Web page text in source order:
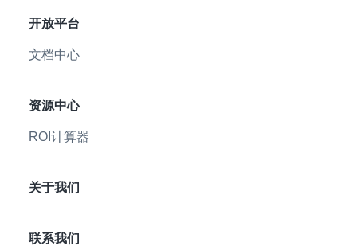
开放平台
文档中心
资源中心
ROI计算器
关于我们
联系我们